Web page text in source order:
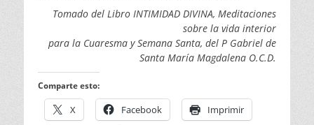
Tomado del Libro INTIMIDAD DIVINA, Meditaciones
sobre la vida interior
para la Cuaresma y Semana Santa, del P Gabriel de
Santa María Magdalena O.C.D.
Comparte esto:
X Facebook Imprimir